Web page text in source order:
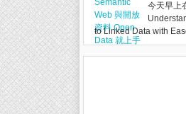
今天早上
to Linked Data with